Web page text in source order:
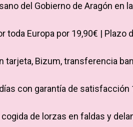
u
r
r
a
y
del Gobierno de Aragón en
toda Europa por 19,90€ | Plazo
tarjeta, Bizum, transferencia
con garantía de
de lorzas en faldas y